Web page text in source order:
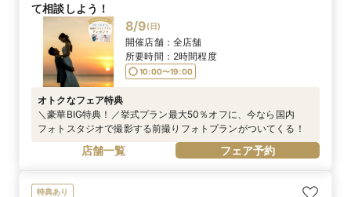
て相談しよう！
8/9(日)
開催店舗： 全店舗
所要時間： 2時間程度
10:00〜19:00
オトクなフェア特典
＼豪華BIG特典！／挙式プラン最大50％オフに、今なら国内
フォトスタジオで撮影する前撮りフォトプランがついてくる！
店舗一覧 フェア予約
特典あり